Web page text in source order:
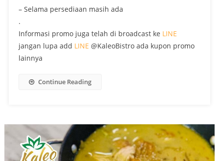
– Selama persediaan masih ada
.
Informasi promo juga telah di broadcast ke LINE
jangan lupa add LINE @KaleoBistro ada kupon promo
lainnya
Continue Reading